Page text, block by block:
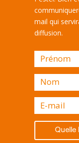
mail qui
diffusion.
Quelle